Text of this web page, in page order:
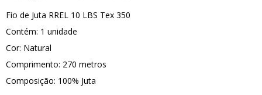
Fio de Juta RREL 10 LBS Tex 350
Contém: 1 unidade
Cor: Natural
Comprimento: 270 metros
Composição: 100% Juta